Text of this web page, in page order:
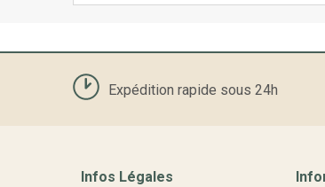
Expédition rapide sous 24h
Infos Légales